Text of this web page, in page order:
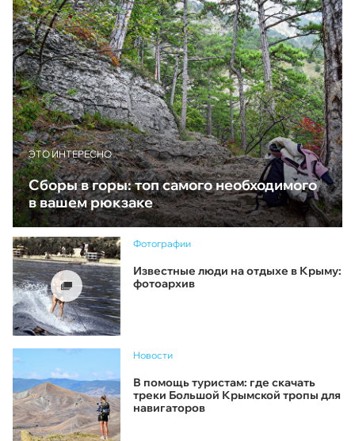
ЭТО ИНТЕРЕСНО
Сборы в горы: топ самого необходимого
в вашем рюкзаке
Фотографии
Известные люди на отдыхе в Крыму:
фотоархив
Новости
В помощь туристам: где скачать
треки Большой Крымской тропы для
навигаторов